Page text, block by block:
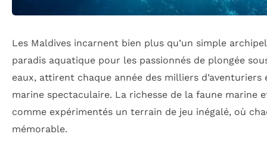
Les Maldives incarnent bien plus qu’un simple
paradis aquatique pour les passionnés de plongée
eaux, attirent chaque année des milliers
marine spectaculaire. La richesse de la faune
comme expérimentés un terrain de jeu inégalé, où
mémorable.